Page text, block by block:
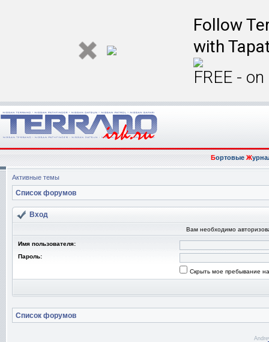
Follow
with
FREE -
БортовыеЖ
Активные темы
Список форумов
Вход
Вам необходимо
Имя пользователя:
Пароль:
Скрыть мое пребывание
Список форумов